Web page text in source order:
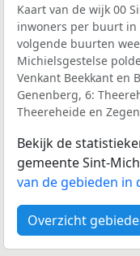
Kaart van de wijk 00
inwoners per buurt in
volgende buurten
Michielsgestelse
Venkant Beekkant en
Genenberg, 6:
Theereheide en
Bekijk de
gemeente Sint-
van de gebieden in
Overzicht